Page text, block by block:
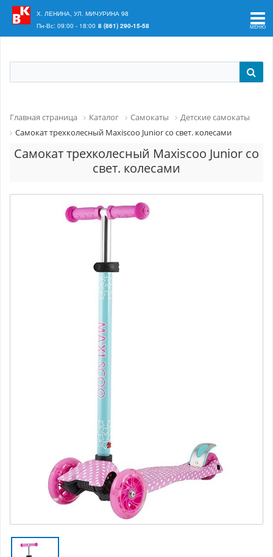
Ваш регион:
Х. ЛЕНИНА, УЛ. МИЧУРИНА 98
Пн-Вс: 09:00 - 18:00 8 (861) 290-15-58
Главная страница Каталог Самокаты
Детские самокаты
Самокат трехколесный Maxiscoo Junior со свет. колесами
Самокат трехколесный Maxiscoo Junior со
свет. колесами